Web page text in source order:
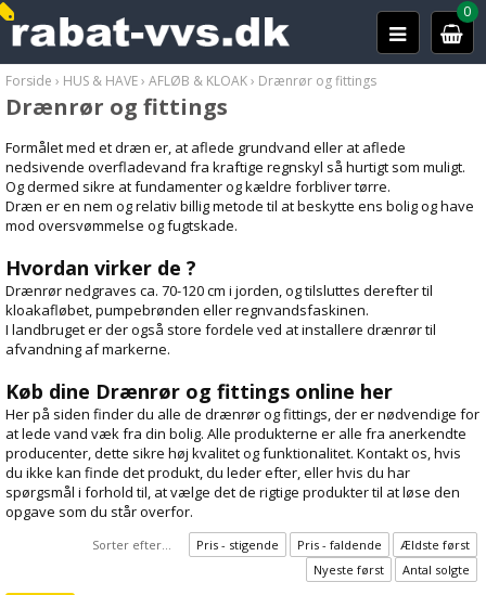
0
Forside › HUS & HAVE› AFLØB & KLOAK› Drænrør og fittings
Drænrør og fittings
Formålet med et dræn er, at aflede grundvand eller at aflede
nedsivende overfladevand fra kraftige regnskyl så hurtigt som muligt.
Og dermed sikre at fundamenter og kældre forbliver tørre.
Dræn er en nem og relativ billig metode til at beskytte ens bolig og have
mod oversvømmelse og fugtskade.
Hvordan virker de ?
Drænrør nedgraves ca. 70-120 cm i jorden, og tilsluttes derefter til
kloakafløbet, pumpebrønden eller regnvandsfaskinen.
I landbruget er der også store fordele ved at installere drænrør til
afvandning af markerne.
Køb dine Drænrør og fittings online her
Her på siden finder du alle de drænrør og fittings, der er nødvendige for
at lede vand væk fra din bolig. Alle produkterne er alle fra anerkendte
producenter, dette sikre høj kvalitet og funktionalitet. Kontakt os, hvis
du ikke kan finde det produkt, du leder efter, eller hvis du har
spørgsmål i forhold til, at vælge det de rigtige produkter til at løse den
opgave som du står overfor.
Sorter efter... Pris - stigende Pris - faldende
Ældste først
Nyeste først
Antal solgte